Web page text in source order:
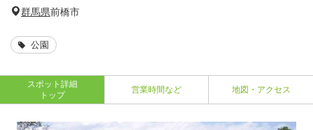
群馬県前橋市
公園
スポット詳細
トップ
営業時間など 地図・アクセス